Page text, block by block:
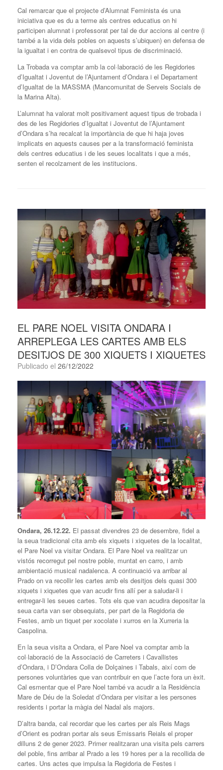
Cal remarcar que el projecte d’Alumnat Feminista és una
iniciativa que es du a terme als centres educatius on hi
participen alumnat i professorat per tal de dur accions al centre (i
també a la vida dels pobles on aquests s’ubiquen) en defensa de
la igualtat i en contra de qualsevol tipus de discriminació.
La Trobada va comptar amb la col·laboració de les Regidories
d’Igualtat i Joventut de l’Ajuntament d’Ondara i el Departament
d’Igualtat de la MASSMA (Mancomunitat de Serveis Socials de
la Marina Alta).
L’alumnat ha valorat molt positivament aquest tipus de trobada i
des de les Regidories d’Igualtat i Joventut de l’Ajuntament
d’Ondara s’ha recalcat la importància de que hi haja joves
implicats en aquests causes per a la transformació feminista
dels centres educatius i de les seues localitats i que a més,
senten el recolzament de les institucions.
EL PARE NOEL VISITA ONDARA I
ARREPLEGA LES CARTES AMB ELS
DESITJOS DE 300 XIQUETS I XIQUETES
Publicado el 26/12/2022
Ondara, 26.12.22. El passat divendres 23 de desembre, fidel a
la seua tradicional cita amb els xiquets i xiquetes de la localitat,
el Pare Noel va visitar Ondara. El Pare Noel va realitzar un
vistós recorregut pel nostre poble, muntat en carro, i amb
ambientació musical nadalenca. A continuació va arribar al
Prado on va recollir les cartes amb els desitjos dels quasi 300
xiquets i xiquetes que van acudir fins allí per a saludar-li i
entregar-li les seues cartes. Tots els que van acudira depositar la
seua carta van ser obsequiats, per part de la Regidoria de
Festes, amb un tiquet per xocolate i xurros en la Xurreria la
Caspolina.
En la seua visita a Ondara, el Pare Noel va comptar amb la
col·laboració de la Associació de Carreters i Cavallistes
d’Ondara, i D’Ondara Colla de Dolçaines i Tabals, així com de
persones voluntàries que van contribuir en que l’acte fora un èxit.
Cal esmentar que el Pare Noel també va acudir a la Residència
Mare de Déu de la Soledat d’Ondara per visitar a les persones
residents i portar la màgia del Nadal als majors.
D’altra banda, cal recordar que les cartes per als Reis Mags
d’Orient es podran portar als seus Emissaris Reials el proper
dilluns 2 de gener 2023. Primer realitzaran una visita pels carrers
del poble, fins arribar al Prado a les 19 hores per a la recollida de
cartes. Uns actes que impulsa la Regidoria de Festes i